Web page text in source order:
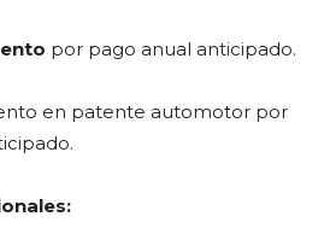
por pago anual anticipado.
en patente automotor por